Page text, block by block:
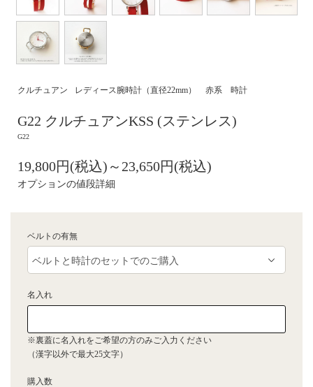
クルチュアン レディース腕時計（直径22mm） 赤系 時計
G22 クルチュアンKSS (ステンレス)
G22
19,800円(税込)～23,650円(税込)
オプションの値段詳細
ベルトの有無
名入れ
※裏蓋に名入れをご希望の方のみご入力ください
（漢字以外で最大25文字）
購入数